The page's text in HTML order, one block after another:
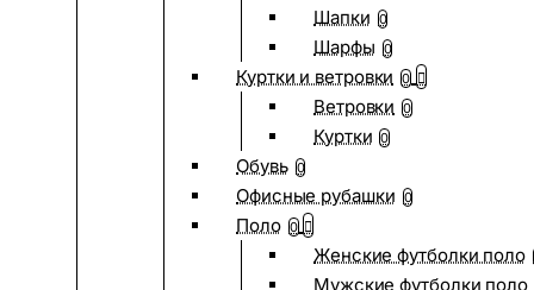
Шапки 0
Шарфы 0
Куртки и ветровки 0
Ветровки 0
Куртки 0
Обувь 0
Офисные рубашки 0
Поло 0
Женские футболки поло
Мужские футболки поло